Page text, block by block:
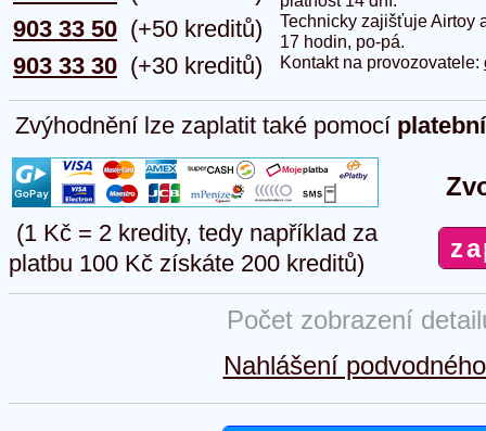
903 33 50
903 33 30
(+50 kreditů)
(+30 kreditů)
Technicky zajišťuje Airtoy
17 hodin, po-pá.
Kontakt na provozovatele:
Zvýhodnění lze zaplatit také pomocí
(1 Kč = 2 kredity, tedy například za
platbu 100 Kč získáte 200 kreditů)
Počet zobrazení
Nahlášení